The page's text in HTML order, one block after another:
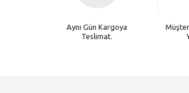
Aynı Gün Kargoya
Teslimat.